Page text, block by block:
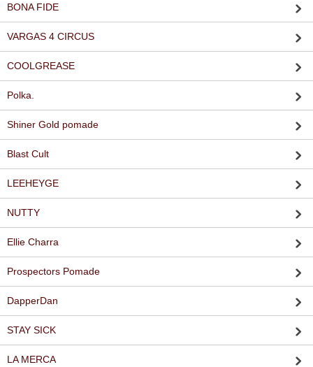
BONA FIDE
VARGAS 4 CIRCUS
COOLGREASE
Polka.
Shiner Gold pomade
Blast Cult
LEEHEYGE
NUTTY
Ellie Charra
Prospectors Pomade
DapperDan
STAY SICK
LA MERCA